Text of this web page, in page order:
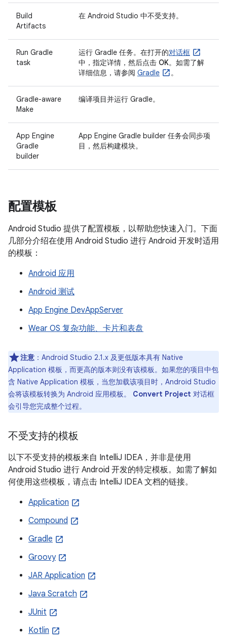
Build
Artifacts
在 Android Studio 中不受支持。
Run Gradle
task
运行 Gradle 任务。在打开的对话框
中，指定详情，然后点击 OK。如需了解
详细信息，请参阅 Gradle 。
Gradle-aware
Make
编译项目并运行 Gradle。
App Engine
Gradle
builder
App Engine Gradle builder 任务会同步项
目，然后构建模块。
配置模板
Android Studio 提供了配置模板，以帮助您快速入门。下面
几部分介绍在使用 Android Studio 进行 Android 开发时适用
的模板：
Android 应用
Android 测试
App Engine DevAppServer
Wear OS 复杂功能、卡片和表盘
注意 ：Android Studio 2.1.x 及更低版本具有 Native
Application 模板，而更高的版本则没有该模板。 如果您的项目中包
含 Native Application 模板，当您加载该项目时，Android Studio
会将该模板转换为 Android 应用模板。 Convert Project 对话框
会引导您完成整个过程。
不受支持的模板
以下不受支持的模板来自 IntelliJ IDEA，并非是使用
Android Studio 进行 Android 开发的特定模板。如需了解如
何使用这些模板，请点击 IntelliJ IDEA 文档的链接。
Application
Compound
Gradle
Groovy
JAR Application
Java Scratch
JUnit
Kotlin